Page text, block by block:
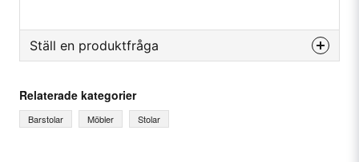
Ställ en produktfråga
Fråga oss något om denna produkten...
Relaterade kategorier
Barstolar Möbler Stolar